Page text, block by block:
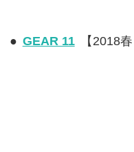
● GEAR 11 【2018春